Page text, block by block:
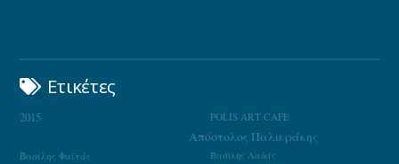
Ετικέτες
2015 POLIS ART CAFE
Απόστολος Παλιεράκης
Βασίλης Λαδάς
Βασίλης Φαϊτάς